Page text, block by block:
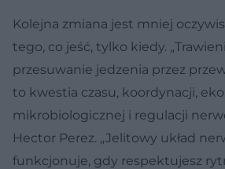
Kolejna zmiana jest mniej
tego, co jeść, tylko kiedy.
przesuwanie jedzenia przez
to kwestia czasu, koordynacji,
mikrobiologicznej i regulacji
Hector Perez. „Jelitowy układ
funkcjonuje, gdy respektujesz